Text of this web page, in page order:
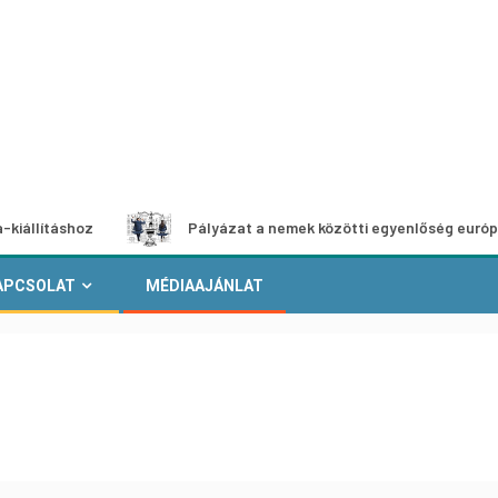
Pályázat a nemek közötti egyenlőség európai
MÉDIAAJÁNLAT